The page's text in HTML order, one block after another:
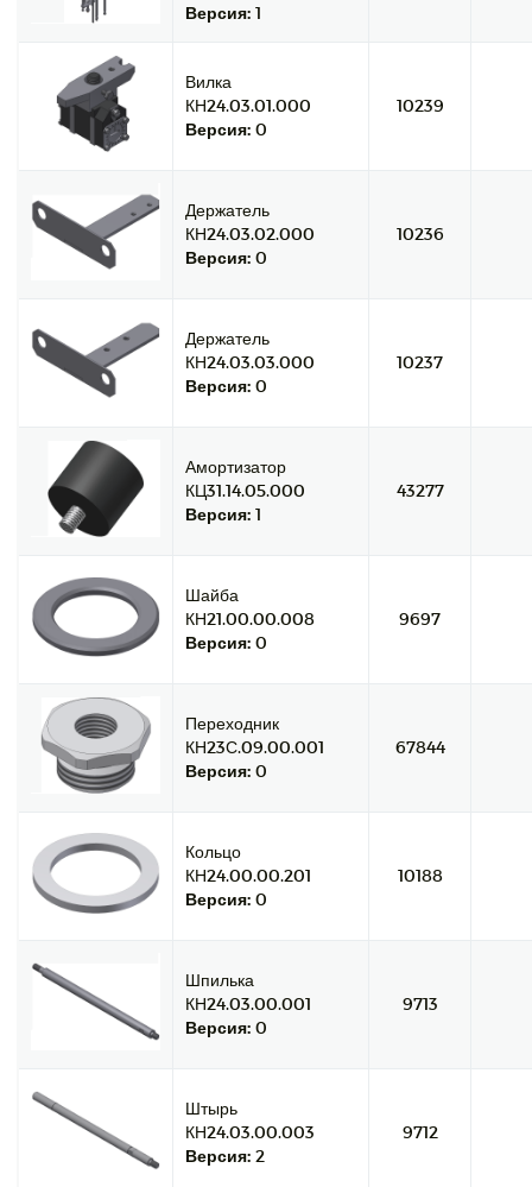
Версия: 1
Вилка
КН24.03.01.000
Версия: 0
10239
Держатель
КН24.03.02.000
Версия: 0
10236
Держатель
КН24.03.03.000
Версия: 0
10237
Амортизатор
КЦ31.14.05.000
Версия: 1
43277
Шайба
КН21.00.00.008
Версия: 0
9697
Переходник
КН23С.09.00.001
Версия: 0
67844
Кольцо
КН24.00.00.201
Версия: 0
10188
Шпилька
КН24.03.00.001
Версия: 0
9713
Штырь
КН24.03.00.003
Версия: 2
9712